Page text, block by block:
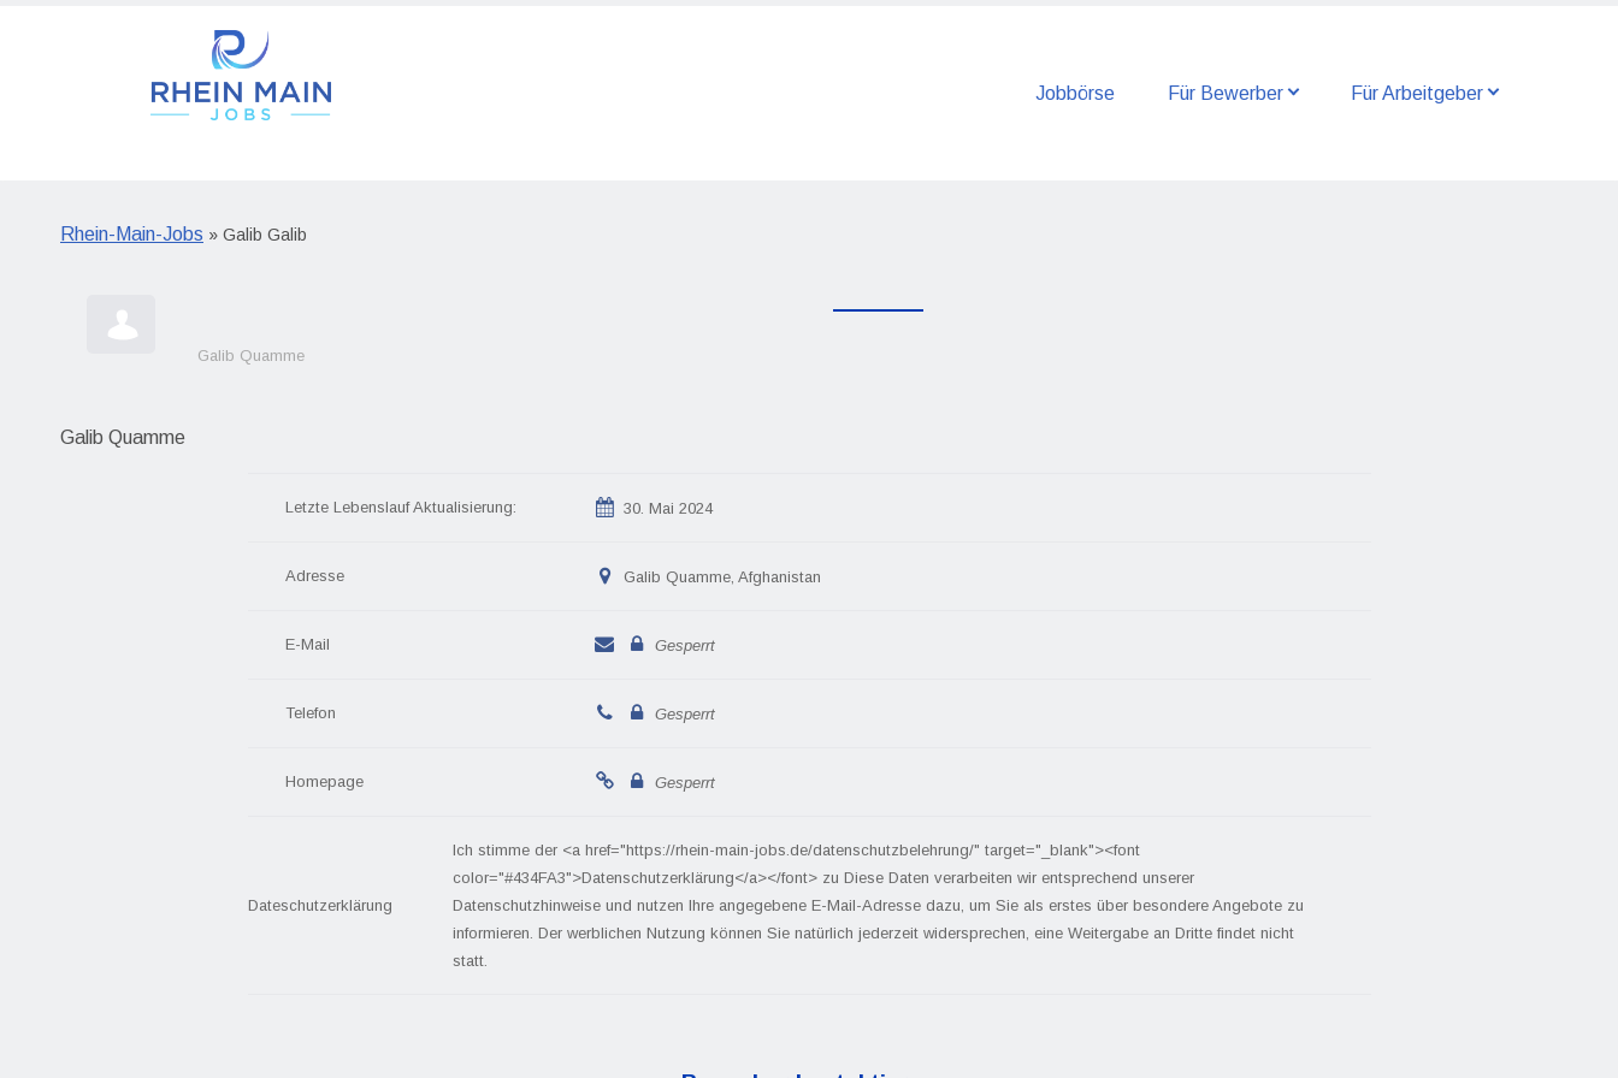
Jobbörse Für Bewerber Für Arbeitgeber
Rhein-Main-Jobs » Galib Galib
Galib Quamme
Galib Quamme
Letzte Lebenslauf Aktualisierung: 30. Mai 2024
Adresse Galib Quamme, Afghanistan
E-Mail Gesperrt
Telefon Gesperrt
Homepage Gesperrt
Dateschutzerklärung
Ich stimme der <a href="https://rhein-main-jobs.de/datenschutzbelehrung/" target="_blank"><font
color="#434FA3">Datenschutzerklärung</a></font> zu Diese Daten verarbeiten wir entsprechend unserer
Datenschutzhinweise und nutzen Ihre angegebene E-Mail-Adresse dazu, um Sie als erstes über besondere Angebote zu
informieren. Der werblichen Nutzung können Sie natürlich jederzeit widersprechen, eine Weitergabe an Dritte findet nicht
statt.